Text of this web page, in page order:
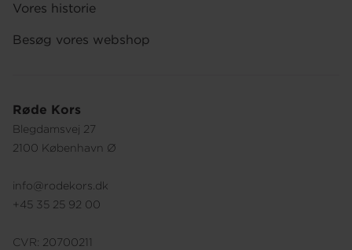
Røde Kors
Blegdamsvej 27
2100 København Ø
info@rodekors.dk
+45 35 25 92 00
CVR: 20700211
Vores historie
Besøg vores webshop